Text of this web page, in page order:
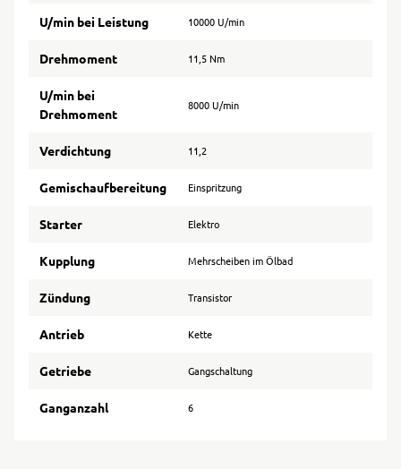
U/min bei Leistung 10000 U/min
Drehmoment 11,5 Nm
U/min bei
Drehmoment
8000 U/min
Verdichtung 11,2
Gemischaufbereitung Einspritzung
Starter Elektro
Kupplung Mehrscheiben im Ölbad
Zündung Transistor
Antrieb Kette
Getriebe Gangschaltung
Ganganzahl 6